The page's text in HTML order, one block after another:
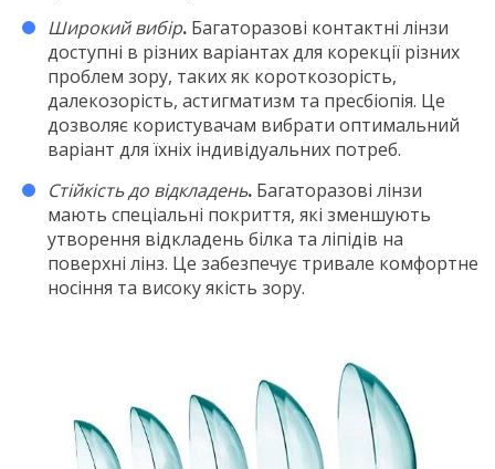
Широкий вибір. Багаторазові контактні лінзи
доступні в різних варіантах для корекції різних
проблем зору, таких як короткозорість,
далекозорість, астигматизм та пресбіопія. Це
дозволяє користувачам вибрати оптимальний
варіант для їхніх індивідуальних потреб.
Стійкість до відкладень. Багаторазові лінзи
мають спеціальні покриття, які зменшують
утворення відкладень білка та ліпідів на
поверхні лінз. Це забезпечує тривале комфортне
носіння та високу якість зору.